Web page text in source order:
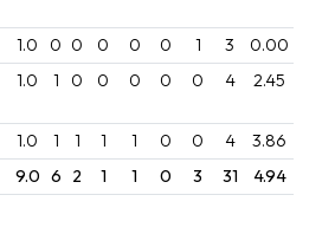
1.0 0 0 0 0 0 1 3
0.00
1.0 1 0 0 0 0 0 4 2.45
1.0 1 1 1 1 0 0 4
3.86
9.0 6 2 1 1 0 3 31 4.94